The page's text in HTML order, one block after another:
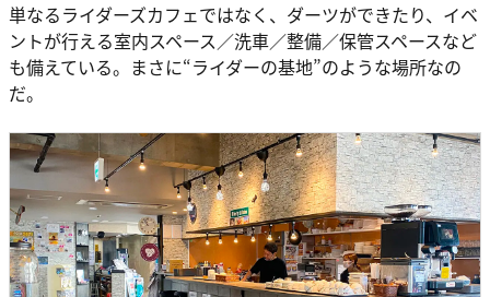
単なるライダーズカフェではなく、ダーツができたり、イベ
ントが行える室内スペース／洗車／整備／保管スペースなど
も備えている。まさに“ライダーの基地”のような場所なの
だ。